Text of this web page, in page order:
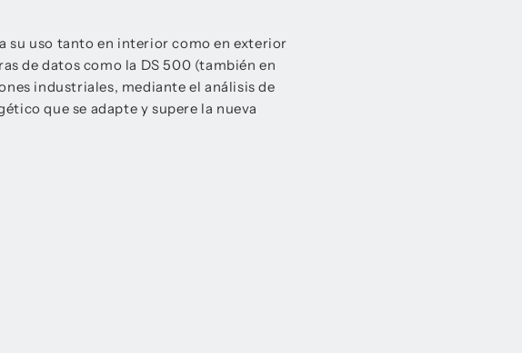
su uso tanto en interior como en exterior
de datos como la DS 500 (también en
industriales, mediante el análisis de
que se adapte y supere la nueva